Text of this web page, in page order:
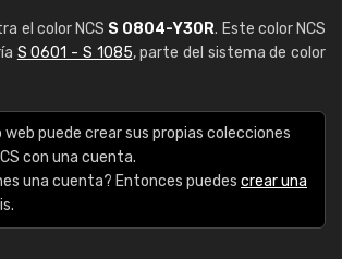
el color NCS S 0804-Y30R. Este color NCS
S 0601 - S 1085, parte del sistema de color
web puede crear sus propias colecciones
con una cuenta.
una cuenta? Entonces puedes crear una